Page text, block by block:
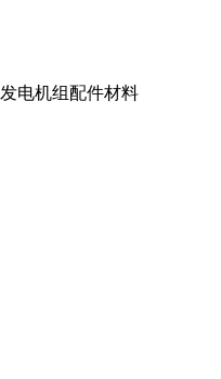
发电机组配件材料